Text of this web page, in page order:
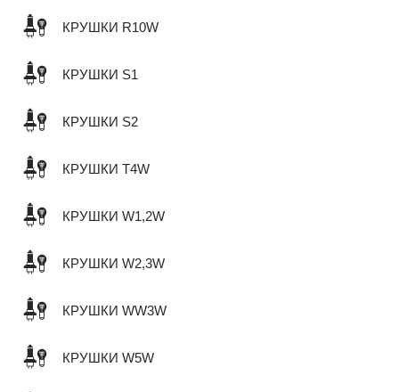
КРУШКИ R10W
КРУШКИ S1
КРУШКИ S2
КРУШКИ T4W
КРУШКИ W1,2W
КРУШКИ W2,3W
КРУШКИ WW3W
КРУШКИ W5W